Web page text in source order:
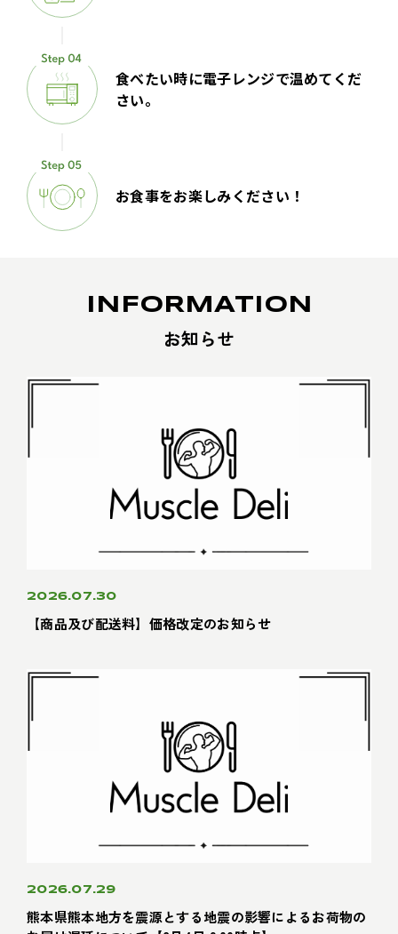
食べたい時に電子レンジで温めてくだ
さい。
お食事をお楽しみください！
INFORMATION
お知らせ
2026.07.30
【商品及び配送料】価格改定のお知らせ
2026.07.29
熊本県熊本地方を震源とする地震の影響によるお荷物の